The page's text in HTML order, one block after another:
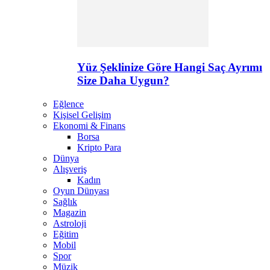
Yüz Şeklinize Göre Hangi Saç Ayrımı
Size Daha Uygun?
Eğlence
Kişisel Gelişim
Ekonomi & Finans
Borsa
Kripto Para
Dünya
Alışveriş
Kadın
Oyun Dünyası
Sağlık
Magazin
Astroloji
Eğitim
Mobil
Spor
Müzik